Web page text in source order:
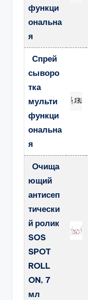
функци
ональна
я
Спрей
сыворо
тка
мульти
функци
ональна
я
Очища
ющий
антисеп
тически
й ролик
SOS
SPOT
ROLL
ON, 7
мл